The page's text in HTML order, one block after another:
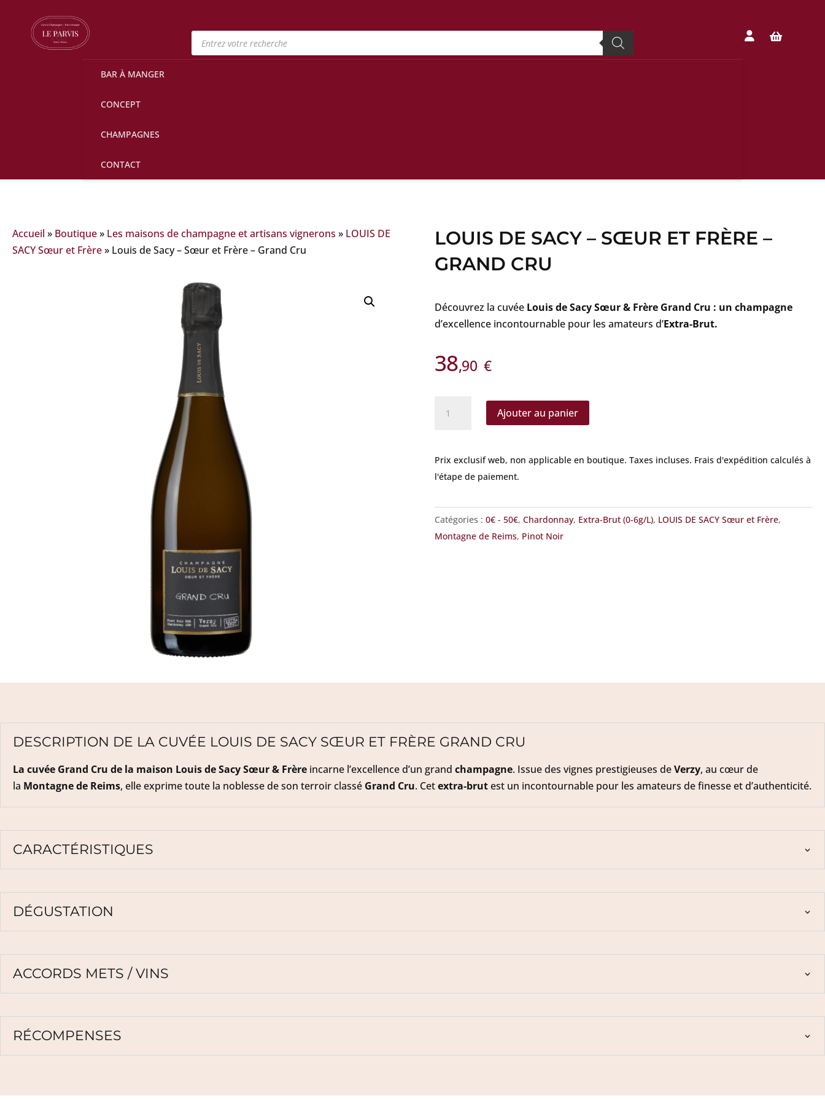
Recherche
de
produits
 
BAR À MANGER
CONCEPT
CHAMPAGNES
CONTACT
Accueil » Boutique» Les maisons de champagne et artisans vignerons » LOUIS DE
SACY Sœur et Frère» Louis de Sacy – Sœur et Frère – Grand Cru
LOUIS DE SACY – SŒUR ET FRÈRE –
GRAND CRU
Découvrez la cuvéeLouis de Sacy Sœur & Frère Grand Cru : un champagne
d’excellence incontournable pour les amateurs d’Extra-Brut.
38,90 €
de
Sacy
et
Frère
Ajouter au panier
Prix exclusif web, non applicable en boutique. Taxes incluses. Frais d'expédition calculés à
l'étape de paiement.
Catégories : 0€ - 50€, Chardonnay, Extra-Brut (0-6g/L), LOUIS DE SACY Sœur et Frère,
Montagne de Reims, Pinot Noir
DESCRIPTION DE LA CUVÉE LOUIS DE SACY SŒUR ET FRÈRE GRAND CRU
La cuvée Grand Cru de la maison Louis de Sacy Sœur & Frère incarne l’excellence d’un grand champagne. Issue des vignes prestigieuses deVerzy, au cœur de
la Montagne de Reims, elle exprime toute la noblesse de son terroir classé Grand Cru. Cetextra-brutest un incontournable pour les amateurs de finesse et d’authenticité.
CARACTÉRISTIQUES
DÉGUSTATION
ACCORDS METS / VINS
RÉCOMPENSES